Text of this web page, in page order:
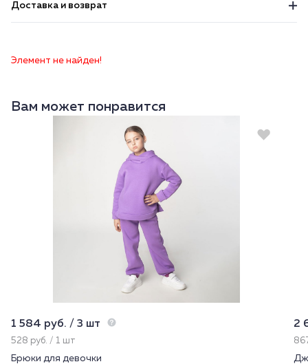
Доставка и возврат
Элемент не найден!
Вам может понравится
1 584 руб. / 3 шт
528 руб. / 1 шт
Брюки для девочки
2